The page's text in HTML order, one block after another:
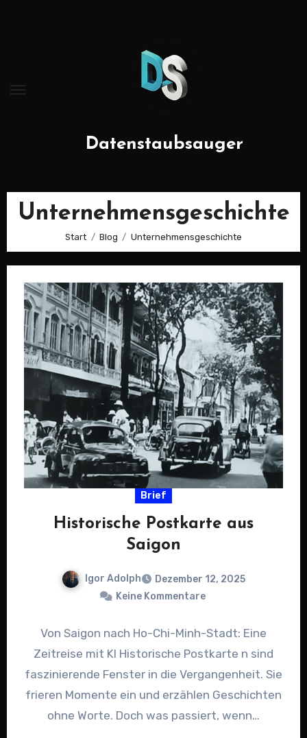
Datenstaubsauger
Unternehmensgeschichte
Start Blog Unternehmensgeschichte
Brief
Historische Postkarte aus
Saigon
Igor Adolph
Dezember 12, 2025
Keine Kommentare
Von Saigon nach Ho-Chi-Minh-Stadt: Eine
Zeitreise mit KI Historische Postkarte n sind
faszinierende Fenster in die Vergangenheit. Sie
frieren Momente ein und erzählen Geschichten
ohne Worte. Doch was passiert, wenn…